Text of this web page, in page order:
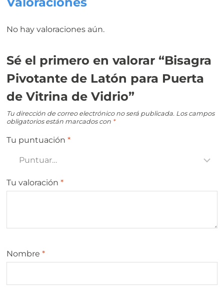
cantidad
No hay valoraciones aún.
Sé el primero en valorar “Bisagra
Pivotante de Latón para Puerta
de Vitrina de Vidrio”
Tu dirección de correo electrónico no será publicada. Los campos
obligatorios están marcados con *
Tu puntuación *
Tu valoración *
Nombre *